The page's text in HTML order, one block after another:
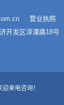
营业执照
开发区淳溧路18号
迎来电咨询！